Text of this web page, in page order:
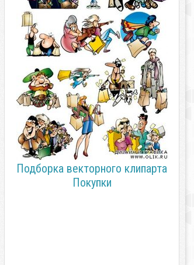
Подборка векторного клипарта
Покупки